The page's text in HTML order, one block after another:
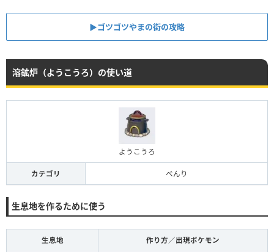
▶︎ゴツゴツやまの街の攻略
溶鉱炉（ようこうろ）の使い道
ようこうろ
カテゴリ べんり
生息地を作るために使う
生息地 作り方／出現ポケモン